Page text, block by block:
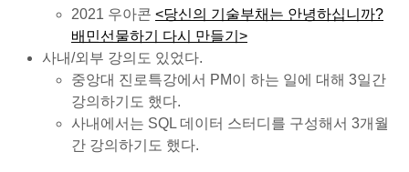
2021 우아콘 <당신의 기술부채는 안녕하십니까?
배민선물하기 다시 만들기>
사내/외부 강의도 있었다.
중앙대 진로특강에서 PM이 하는 일에 대해 3일간
강의하기도 했다.
사내에서는 SQL 데이터 스터디를 구성해서 3개월
간 강의하기도 했다.